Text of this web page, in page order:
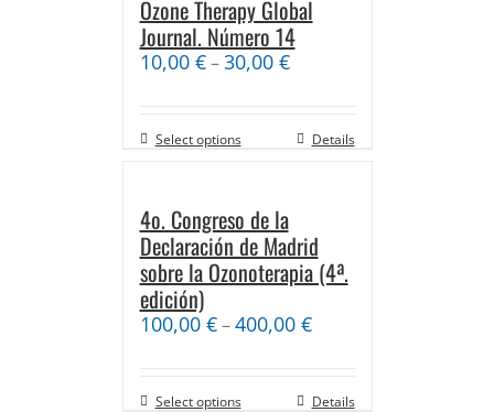
Ozone Therapy Global
Journal. Número 14
10,00 €–30,00 €
Select options Details
4o. Congreso de la
Declaración de Madrid
sobre la Ozonoterapia (4ª.
edición)
100,00 €–400,00 €
Select options Details